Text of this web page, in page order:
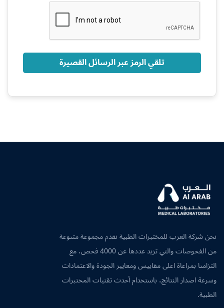
تلقي الرمز عبر الرسائل القصيرة
نحن شركة العرب للمختبرات الطبية نقدم مجموعة متنوعة
من الفحوصات والتي تزيد عددها عن 4000 فحص، مع
التزامنا بمراعاة اعلى مقاييس ومعايير الجودة والاعتمادات
وسرعة اصدار النتائج، باستخدام أحدث تقنيات المختبرات
الطبية.